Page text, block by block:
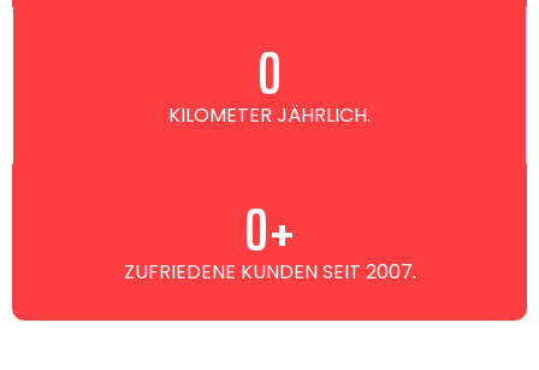
KILOMETER JÄHRLICH.
0
ZUFRIEDENE KUNDEN SEIT 2007.
0+